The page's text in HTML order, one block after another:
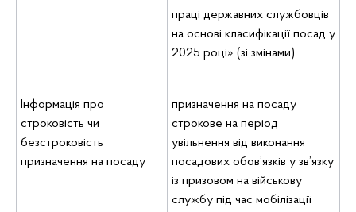
праці державних службовців
на основі класифікації посад у
2025 році» (зі змінами)
Інформація про
строковість чи
безстроковість
призначення на посаду
призначення на посаду
строкове на період
увільнення від виконання
посадових обов’язків у зв’язку
із призовом на військову
службу під час мобілізації